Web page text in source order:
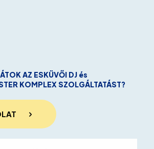
AZ ESKÜVŐI DJ és
KOMPLEX SZOLGÁLTATÁST?